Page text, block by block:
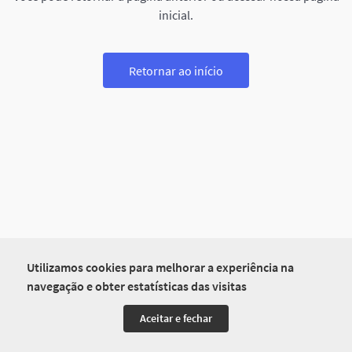
Utilizamos cookies para melhorar a experiência na
navegação e obter estatísticas das visitas
Aceitar e fechar
inicial.
Retornar ao início